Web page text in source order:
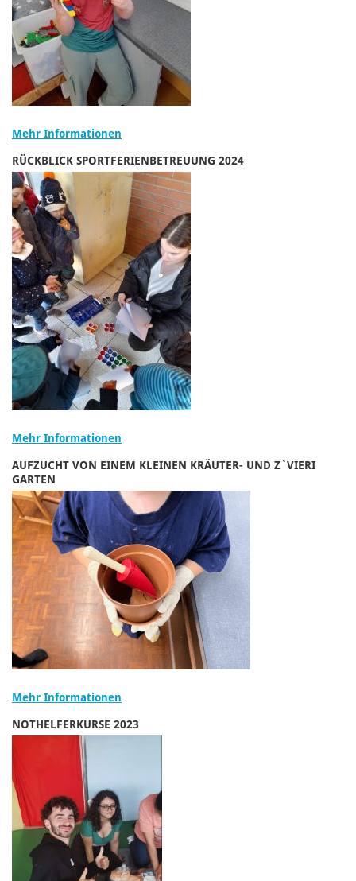
Mehr Informationen
RÜCKBLICK SPORTFERIENBETREUUNG 2024
Mehr Informationen
AUFZUCHT VON EINEM KLEINEN KRÄUTER- UND Z`VIERI
GARTEN
Mehr Informationen
NOTHELFERKURSE 2023